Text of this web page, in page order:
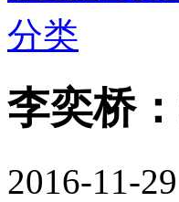
分类
李奕桥
2016-11-